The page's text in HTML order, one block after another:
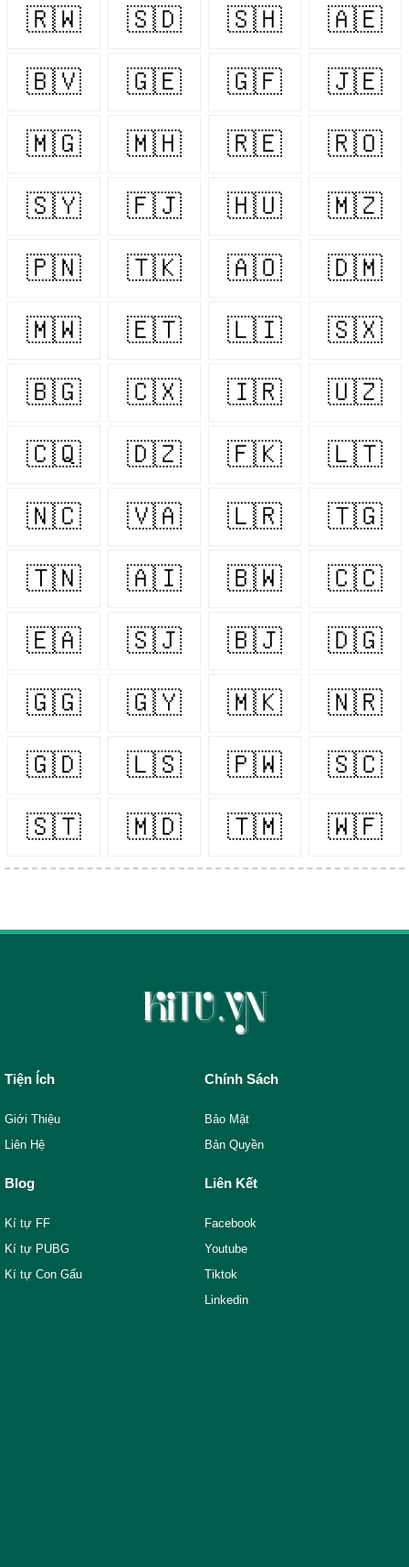
🇷🇼 🇸🇩 🇸🇭 🇦🇪
🇧🇻 🇬🇪 🇬🇫 🇯🇪
🇲🇬 🇲🇭 🇷🇪 🇷🇴
🇸🇾 🇫🇯 🇭🇺 🇲🇿
🇵🇳 🇹🇰 🇦🇴 🇩🇲
🇲🇼 🇪🇹 🇱🇮 🇸🇽
🇧🇬 🇨🇽 🇮🇷 🇺🇿
🇨🇶 🇩🇿 🇫🇰 🇱🇹
🇳🇨 🇻🇦 🇱🇷 🇹🇬
🇹🇳 🇦🇮 🇧🇼 🇨🇨
🇪🇦 🇸🇯 🇧🇯 🇩🇬
🇬🇬 🇬🇾 🇲🇰 🇳🇷
🇬🇩 🇱🇸 🇵🇼 🇸🇨
🇸🇹 🇲🇩 🇹🇲 🇼🇫
Tiện Ích
Giới Thiệu
Liên Hệ
Chính Sách
Bảo Mật
Bản Quyền
Blog
Kí tự FF
Kí tự PUBG
Kí tự Con Gấu
Liên Kết
Facebook
Youtube
Tiktok
Linkedin